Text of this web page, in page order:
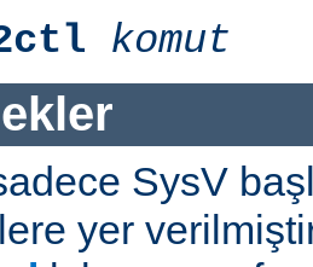
komut
SysV
yer